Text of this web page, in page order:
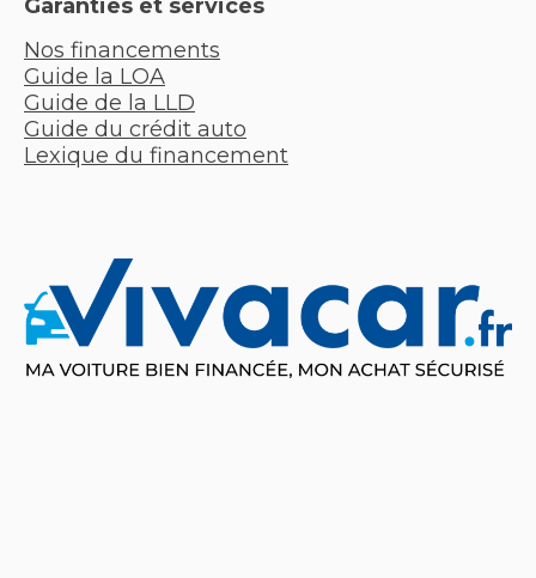
Garanties et services
Nos financements
Guide la LOA
Guide de la LLD
Guide du crédit auto
Lexique du financement